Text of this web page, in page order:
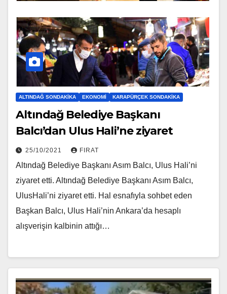
ALTINDAĞ SONDAKIKA EKONOMI KARAPÜRÇEK SONDAKIKA
Altındağ Belediye Başkanı
Balcı’dan Ulus Hali’ne ziyaret
25/10/2021 FIRAT
Altındağ Belediye Başkanı Asım Balcı, Ulus Hali’ni
ziyaret etti. Altındağ Belediye Başkanı Asım Balcı,
UlusHali’ni ziyaret etti. Hal esnafıyla sohbet eden
Başkan Balcı, Ulus Hali’nin Ankara’da hesaplı
alışverişin kalbinin attığı…